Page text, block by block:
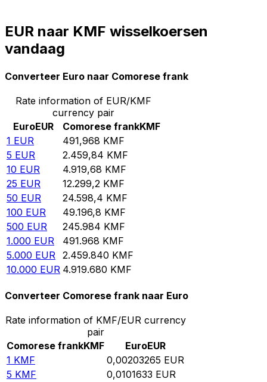
EUR naar KMF wisselkoersen
vandaag
Converteer Euro naar Comorese frank
Rate information of EUR/KMF
currency pair
EuroEUR Comorese frankKMF
1 EUR 491,968 KMF
5 EUR 2.459,84 KMF
10 EUR 4.919,68 KMF
25 EUR 12.299,2 KMF
50 EUR 24.598,4 KMF
100 EUR 49.196,8 KMF
500 EUR 245.984 KMF
1.000 EUR 491.968 KMF
5.000 EUR 2.459.840 KMF
10.000 EUR 4.919.680 KMF
Converteer Comorese frank naar Euro
Rate information of KMF/EUR currency
pair
Comorese frankKMF EuroEUR
1 KMF 0,00203265 EUR
5 KMF 0,0101633 EUR